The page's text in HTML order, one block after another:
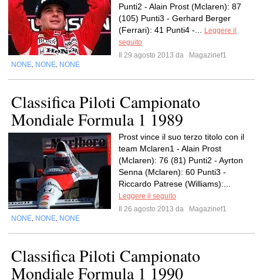
Punti2 - Alain Prost (Mclaren): 87
(105) Punti3 - Gerhard Berger
(Ferrari): 41 Punti4 -...
Leggere il
seguito
Il 29 agosto 2013 da
Magazinef1
NONE NONE NONE
Classifica Piloti Campionato
Mondiale Formula 1 1989
Prost vince il suo terzo titolo con il
team Mclaren1 - Alain Prost
(Mclaren): 76 (81) Punti2 - Ayrton
Senna (Mclaren): 60 Punti3 -
Riccardo Patrese (Williams):...
Leggere il seguito
Il 26 agosto 2013 da
Magazinef1
NONE NONE NONE
Classifica Piloti Campionato
Mondiale Formula 1 1990